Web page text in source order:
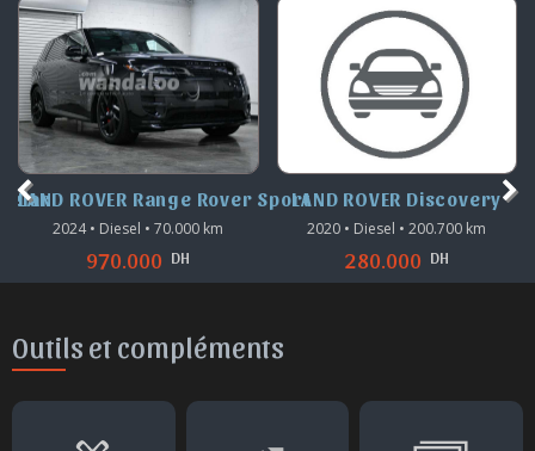
Velar
LAND ROVER Range Rover Sport
2024 • Diesel • 70.000 km
970.000 DH
LAND ROVER Discovery
2020 • Diesel • 200.700 km
280.000 DH
Outils et compléments